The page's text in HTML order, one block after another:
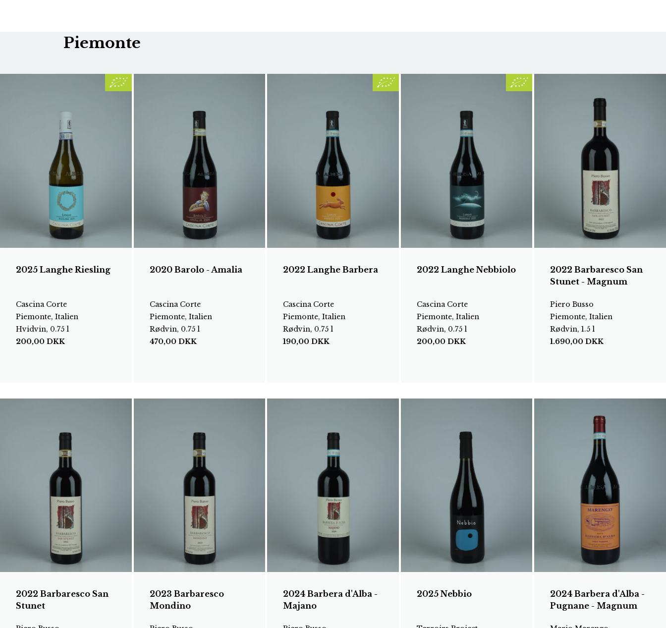
Piemonte
2025 Langhe Riesling
Cascina Corte
Piemonte, Italien
Hvidvin, 0.75 l
200,00 DKK
2020 Barolo - Amalia
Cascina Corte
Piemonte, Italien
Rødvin, 0.75 l
470,00 DKK
2022 Langhe Barbera
Cascina Corte
Piemonte, Italien
Rødvin, 0.75 l
190,00DKK
2022 Langhe Nebbiolo
Cascina Corte
Piemonte, Italien
Rødvin, 0.75 l
200,00 DKK
2022 Barbaresco San
Stunet - Magnum
Piero Busso
Piemonte, Italien
Rødvin, 1.5 l
1.690,00DKK
2022 Barbaresco San
Stunet
2023 Barbaresco
Mondino
2024 Barbera d'Alba -
Majano
2025 Nebbio
2024 Barbera d'Alba -
Pugnane - Magnum